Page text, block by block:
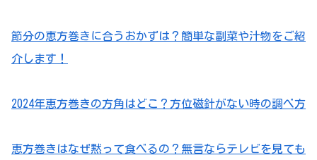
節分の恵方巻きに合うおかずは？簡単な副菜や汁物をご紹
介します！
2024年恵方巻きの方角はどこ？方位磁針がない時の調べ方
恵方巻きはなぜ黙って食べるの？無言ならテレビを見ても